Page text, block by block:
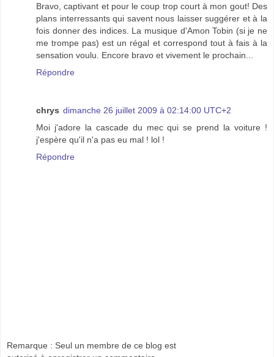
Bravo, captivant et pour le coup trop court à mon gout! Des
plans interressants qui savent nous laisser suggérer et à la
fois donner des indices. La musique d'Amon Tobin (si je ne
me trompe pas) est un régal et correspond tout à fais à la
sensation voulu. Encore bravo et vivement le prochain...
Répondre
chrys dimanche 26 juillet 2009 à 02:14:00 UTC+2
Moi j'adore la cascade du mec qui se prend la voiture !
j'espère qu'il n'a pas eu mal ! lol !
Répondre
Remarque : Seul un membre de ce blog est